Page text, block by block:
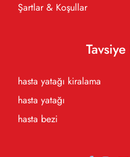
Şartlar & Koşullar
hasta yatağı kiralama
hasta yatağı
hasta bezi